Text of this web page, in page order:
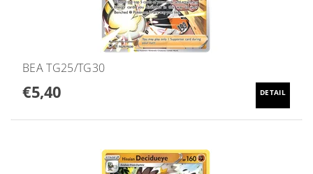
BEA TG25/TG30
€5,40 DETAIL